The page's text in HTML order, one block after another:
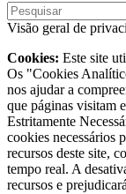
Visão geral de
Cookies: Este site
Os "Cookies
nos ajudar a
que páginas visitam
Estritamente
cookies necessários
recursos deste site,
tempo real. A
recursos e